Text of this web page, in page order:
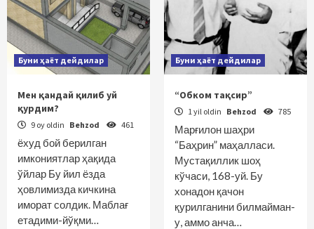
Буни ҳаёт дейдилар
Мен қандай қилиб уй
қурдим?
9 oy oldin Behzod 461
ёхуд бой берилган
имкониятлар ҳақида
ўйлар Бу йил ёзда
ҳовлимизда кичкина
иморат солдик. Маблағ
етадими-йўқми…
Буни ҳаёт дейдилар
“Обком тақсир”
1 yil oldin Behzod 785
Марғилон шаҳри
“Баҳрин” маҳалласи.
Мустақиллик шоҳ
кўчаси, 168-уй. Бу
хонадон қачон
қурилганини билмайман-
у, аммо анча…